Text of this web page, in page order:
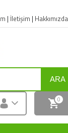
| İletişim | Hakkımızda
ARA
0